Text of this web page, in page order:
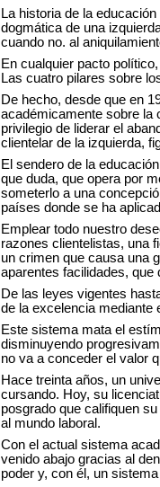
La historia de la
dogmática de una
cuando no. al
En cualquier pacto
Las cuatro pilares sobre
De hecho, desde que en
académicamente sobre la
privilegio de liderar el
clientelar de la izquierda,
El sendero de la
que duda, que opera por
someterlo a una
países donde se ha
Emplear todo nuestro
razones clientelistas, una
un crimen que causa una
aparentes facilidades, que
De las leyes vigentes
de la excelencia mediante
Este sistema mata el
disminuyendo
no va a conceder el valor
Hace treinta años, un
cursando. Hoy, su
posgrado que califiquen
al mundo laboral.
Con el actual sistema
venido abajo gracias al
poder y, con él, un